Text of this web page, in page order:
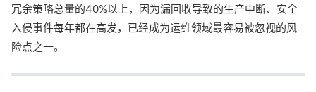
冗余策略总量的40%以上，因为漏回收导致的生产中断、安全
入侵事件每年都在高发，已经成为运维领域最容易被忽视的风
险点之一。